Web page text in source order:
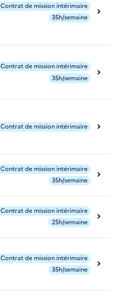
Contrat de mission intérimaire
35h/semaine
Contrat de mission intérimaire
35h/semaine
Contrat de mission intérimaire
Contrat de mission intérimaire
35h/semaine
Contrat de mission intérimaire
25h/semaine
Contrat de mission intérimaire
35h/semaine